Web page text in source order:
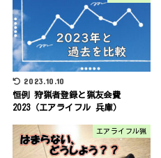
2023.10.10
恒例 狩猟者登録と猟友会費
2023（エアライフル 兵庫）
エアライフル猟